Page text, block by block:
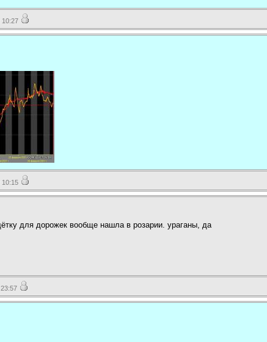
10:27
10:15
для дорожек вообще нашла в розарии. ураганы, да